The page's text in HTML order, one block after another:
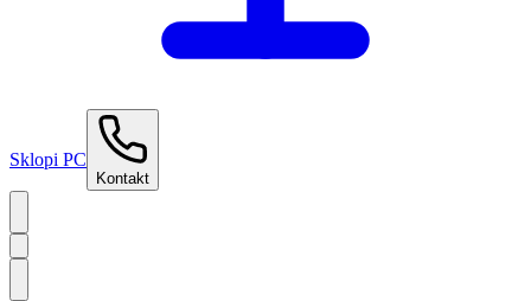
Sklopi PC
Kontakt